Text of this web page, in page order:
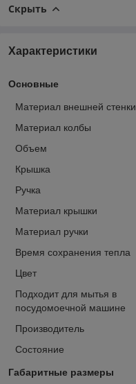
Скрыть
Характеристики
Основные
Материал внешней стенки
Материал колбы
Объем
Крышка
Ручка
Материал крышки
Материал ручки
Время сохранения тепла
Цвет
Подходит для мытья в
посудомоечной машине
Производитель
Состояние
Габаритные размеры